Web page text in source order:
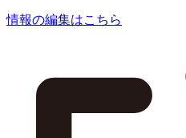
情報の編集はこちら